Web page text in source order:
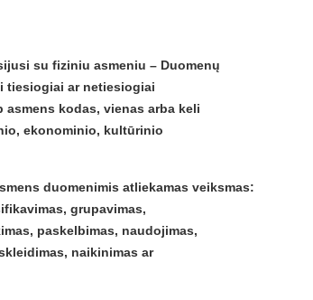
su fiziniu asmeniu – Duomenų
tiesiogiai ar netiesiogiai
kodas, vienas arba keli
ekonominio, kultūrinio
duomenimis atliekamas veiksmas:
grupavimas,
paskelbimas, naudojimas,
naikinimas ar